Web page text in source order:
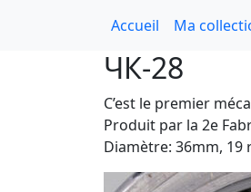
Accueil Ma
ЧК-28
C’est le premier
Produit par la 2e
Diamètre: 36mm, 19